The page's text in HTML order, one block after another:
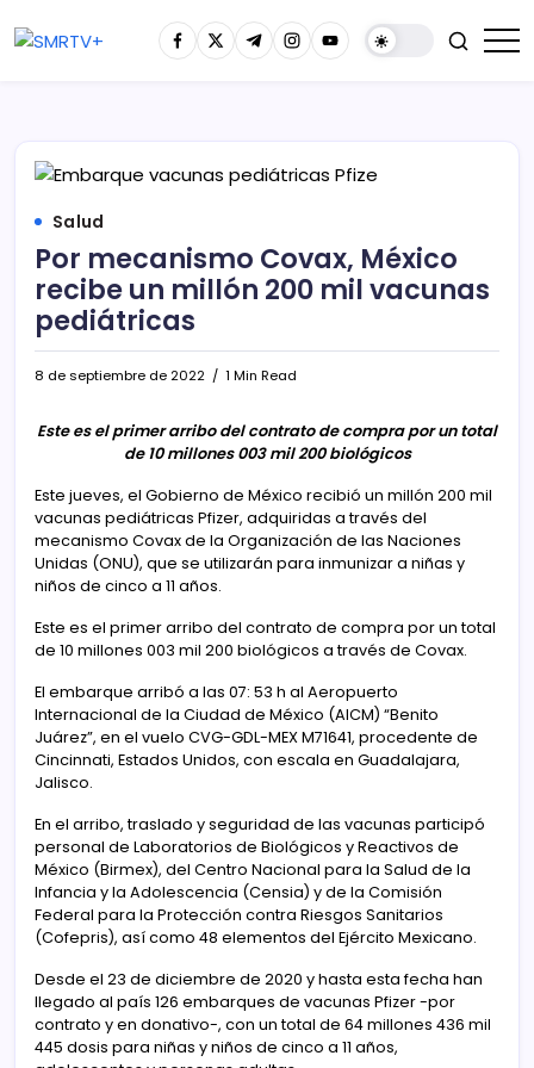
Salud
Por mecanismo Covax, México
recibe un millón 200 mil vacunas
pediátricas
8 de septiembre de 2022 1 Min Read
Este es el primer arribo del contrato de compra por un total
de 10 millones 003 mil 200 biológicos
Este jueves, el Gobierno de México recibió un millón 200 mil
vacunas pediátricas Pfizer, adquiridas a través del
mecanismo Covax de la Organización de las Naciones
Unidas (ONU), que se utilizarán para inmunizar a niñas y
niños de cinco a 11 años.
Este es el primer arribo del contrato de compra por un total
de 10 millones 003 mil 200 biológicos a través de Covax.
El embarque arribó a las 07: 53 h al Aeropuerto
Internacional de la Ciudad de México (AICM) “Benito
Juárez”, en el vuelo CVG-GDL-MEX M71641, procedente de
Cincinnati, Estados Unidos, con escala en Guadalajara,
Jalisco.
En el arribo, traslado y seguridad de las vacunas participó
personal de Laboratorios de Biológicos y Reactivos de
México (Birmex), del Centro Nacional para la Salud de la
Infancia y la Adolescencia (Censia) y de la Comisión
Federal para la Protección contra Riesgos Sanitarios
(Cofepris), así como 48 elementos del Ejército Mexicano.
Desde el 23 de diciembre de 2020 y hasta esta fecha han
llegado al país 126 embarques de vacunas Pfizer -por
contrato y en donativo-, con un total de 64 millones 436 mil
445 dosis para niñas y niños de cinco a 11 años,